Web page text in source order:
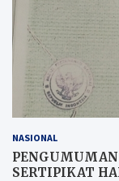
NASIONAL
SERTIPIKAT